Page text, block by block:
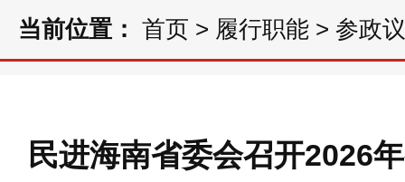
当前位置： 首页 > 履行职能 > 参政
民进海南省委会召开2026